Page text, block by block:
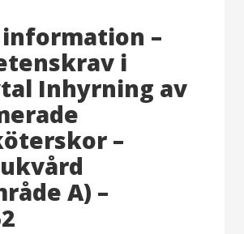
–
i
Inhyrning av
–
A) –